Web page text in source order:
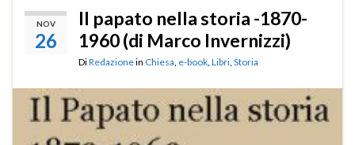
NOV
26
Il papato nella storia -1870-
1960 (di Marco Invernizzi)
DiRedazionein Chiesa, e-book, Libri, Storia